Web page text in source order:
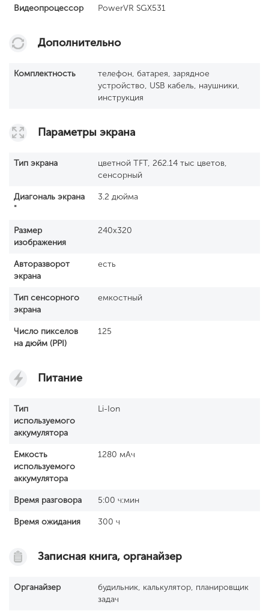
Видеопроцессор PowerVR SGX531
Дополнительно
Комплектность
телефон, батарея, зарядное
устройство, USB кабель, наушники,
инструкция
Параметры экрана
Тип экрана
цветной TFT, 262.14 тыс цветов,
сенсорный
Диагональ экрана
"
3.2 дюйма
Размер
изображения
240x320
Авторазворот
экрана
есть
Тип сенсорного
экрана
емкостный
Число пикселов
на дюйм (PPI)
125
Питание
Тип
используемого
аккумулятора
Li-Ion
Емкость
используемого
аккумулятора
1280 мАч
Время разговора 5:00 ч:мин
Время ожидания 300 ч
Записная книга, органайзер
Органайзер
будильник, калькулятор, планировщик
задач